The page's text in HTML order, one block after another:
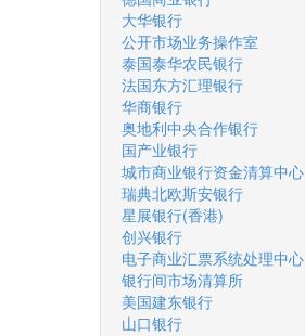
大华银行
公开市场业务操作室
泰国泰华农民银行
法国东方汇理银行
华商银行
奥地利中央合作银行
国产业银行
城市商业银行资金清算中心
瑞典北欧斯安银行
星展银行(香港)
创兴银行
电子商业汇票系统处理中心
银行间市场清算所
美国建东银行
山口银行